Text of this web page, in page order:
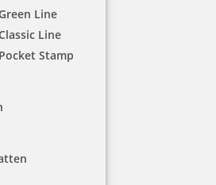
Line
Line
Stamp